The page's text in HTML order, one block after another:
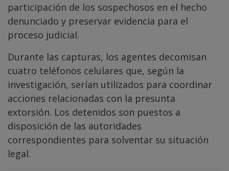
participación de los sospechosos en el hecho
denunciado y preservar evidencia para el
proceso judicial.
Durante las capturas, los agentes decomisan
cuatro teléfonos celulares que, según la
investigación, serían utilizados para coordinar
acciones relacionadas con la presunta
extorsión. Los detenidos son puestos a
disposición de las autoridades
correspondientes para solventar su situación
legal.